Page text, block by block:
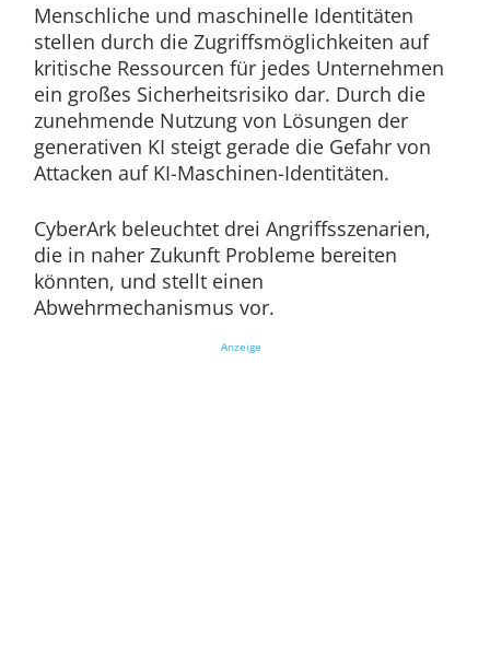
Menschliche und maschinelle Identitäten
stellen durch die Zugriffsmöglichkeiten auf
kritische Ressourcen für jedes Unternehmen
ein großes Sicherheitsrisiko dar. Durch die
zunehmende Nutzung von Lösungen der
generativen KI steigt gerade die Gefahr von
Attacken auf KI-Maschinen-Identitäten.
CyberArk beleuchtet drei Angriffsszenarien,
die in naher Zukunft Probleme bereiten
könnten, und stellt einen
Abwehrmechanismus vor.
Anzeige